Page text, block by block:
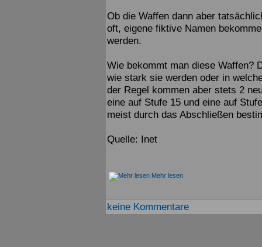
Ob die Waffen dann aber
oft, eigene fiktive Namen
werden.
Wie bekommt man diese Waffen?
wie stark sie werden oder in
der Regel kommen aber stets 2
eine auf Stufe 15 und eine auf
meist durch das Abschließen
Quelle: Inet
Mehr lesen
keine Kommentare